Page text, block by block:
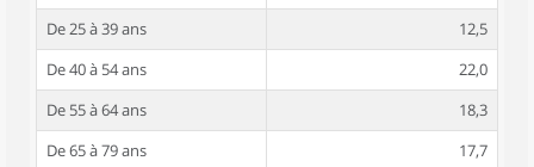
De 25 à 39 ans
12,5
De 40 à 54 ans
22,0
De 55 à 64 ans
18,3
De 65 à 79 ans
17,7